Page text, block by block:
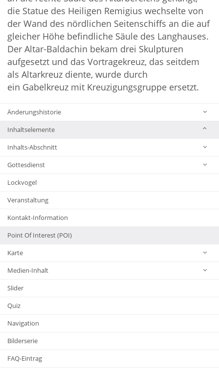
die Statue des Heiligen Remigius wechselte von
der Wand des nördlichen Seitenschiffs an die auf
gleicher Höhe befindliche Säule des Langhauses.
Der Altar-Baldachin bekam drei Skulpturen
aufgesetzt und das Vortragekreuz, das seitdem
als Altarkreuz diente, wurde durch
ein Gabelkreuz mit Kreuzigungsgruppe ersetzt.
Änderungshistorie
Inhaltselemente
Inhalts-Abschnitt
Gottesdienst
Lockvogel
Veranstaltung
Kontakt-Information
Point Of Interest (POI)
Karte
Medien-Inhalt
Slider
Quiz
Navigation
Bilderserie
FAQ-Eintrag